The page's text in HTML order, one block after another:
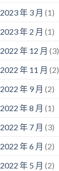
2023 年 3 月 (1)
2023 年 2 月 (1)
2022 年 12 月 (3)
2022 年 11 月 (2)
2022 年 9 月 (2)
2022 年 8 月 (1)
2022 年 7 月 (3)
2022 年 6 月 (2)
2022 年 5 月 (2)